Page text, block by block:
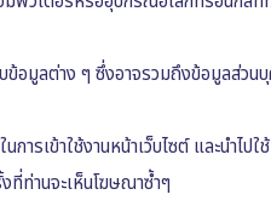
ข้อมูลต่าง ๆ ซึ่งอาจรวมถึงข้อมูลส่วน
การเข้าใช้งานหน้าเว็บไซต์ และนำไ
ที่ท่านจะเห็นโฆษณาซ้ำๆ